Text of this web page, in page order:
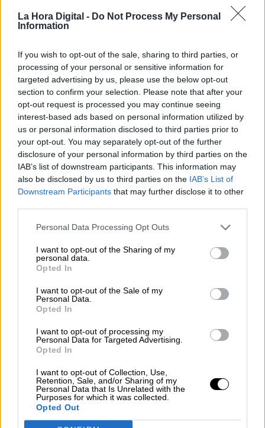
La Hora Digital - Do Not Process My Personal
Information
If you wish to opt-out of the sale, sharing to third parties, or
processing of your personal or sensitive information for
targeted advertising by us, please use the below opt-out
section to confirm your selection. Please note that after your
opt-out request is processed you may continue seeing
interest-based ads based on personal information utilized by
us or personal information disclosed to third parties prior to
your opt-out. You may separately opt-out of the further
disclosure of your personal information by third parties on the
IAB’s list of downstream participants. This information may
also be disclosed by us to third parties on the IAB’s List of
Downstream Participants that may further disclose it to other
Personal Data Processing Opt Outs
I want to opt-out of the Sharing of my
personal data.
Opted In
I want to opt-out of the Sale of my
Personal Data.
Opted In
I want to opt-out of processing my
Personal Data for Targeted Advertising.
Opted In
I want to opt-out of Collection, Use,
Retention, Sale, and/or Sharing of my
Personal Data that Is Unrelated with the
Purposes for which it was collected.
Opted Out
adelantan el pago de las pensiones a
los jubilados
lunes, 23 de marzo de 2020
El BBVA y el Banco Sabadell confirman
un proceso de negociación para su
fusión que los posicionaría como el
segundo banco de España
Más artículos de este autor
martes, 17 de noviembre de 2020